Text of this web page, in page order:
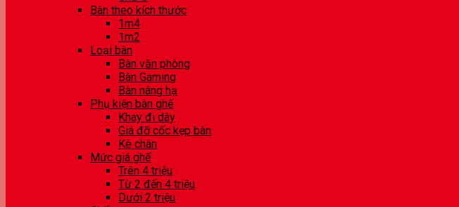
Bàn theo kích thước
1m4
1m2
Loại bàn
Bàn văn phòng
Bàn Gaming
Bàn nâng hạ
Phụ kiện bàn ghế
Khay đi dây
Giá đỡ cốc kẹp bàn
Kê chân
Mức giá ghế
Trên 4 triệu
Từ 2 đến 4 triệu
Dưới 2 triệu